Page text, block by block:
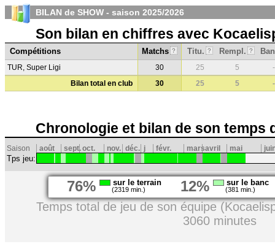
BILAN de SHOW - saison 2025/2026
Son bilan en chiffres avec
Compétitions Matchs ? Titu. ? Rempl. ?
TUR, Super Ligi 30 25 5
-
Bilan total en club
30 25 5 -
Chronologie et bilan de son temps
Saison août sept.oct. nov. déc. j févr. marsavril mai
Tps jeu:
76% sur le terrain
(2319 min.) 12% sur le banc
(381 min.)
Temps total de jeu de son équipe
3060 minutes